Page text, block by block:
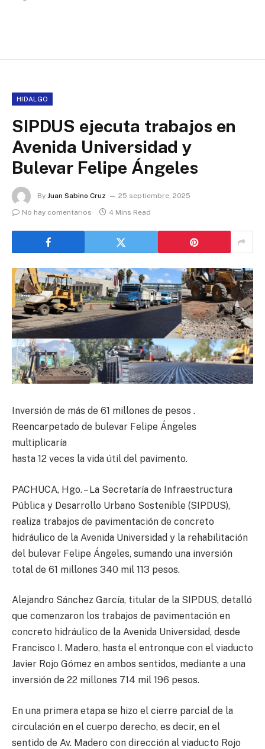
HIDALGO
SIPDUS ejecuta trabajos en
Avenida Universidad y
Bulevar Felipe Ángeles
By Juan Sabino Cruz
25 septiembre, 2025
No hay comentarios
4 Mins Read
Inversión de más de 61 millones de pesos .
Reencarpetado de bulevar Felipe Ángeles
multiplicaría
hasta 12 veces la vida útil del pavimento.
PACHUCA, Hgo. – La Secretaría de Infraestructura
Pública y Desarrollo Urbano Sostenible (SIPDUS),
realiza trabajos de pavimentación de concreto
hidráulico de la Avenida Universidad y la rehabilitación
del bulevar Felipe Ángeles, sumando una inversión
total de 61 millones 340 mil 113 pesos.
Alejandro Sánchez García, titular de la SIPDUS, detalló
que comenzaron los trabajos de pavimentación en
concreto hidráulico de la Avenida Universidad, desde
Francisco I. Madero, hasta el entronque con el viaducto
Javier Rojo Gómez en ambos sentidos, mediante a una
inversión de 22 millones 714 mil 196 pesos.
En una primera etapa se hizo el cierre parcial de la
circulación en el cuerpo derecho, es decir, en el
sentido de Av. Madero con dirección al viaducto Rojo